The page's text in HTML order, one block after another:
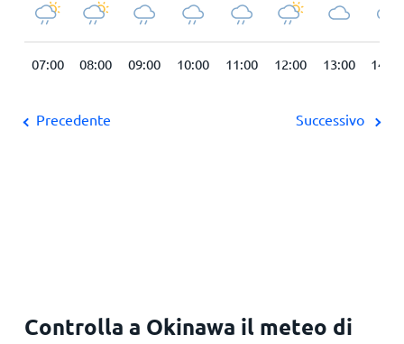
07:00 08:00 09:00 10:00 11:00 12:00 13:00 14:00
Precedente Successivo
Controlla a Okinawa il meteo di